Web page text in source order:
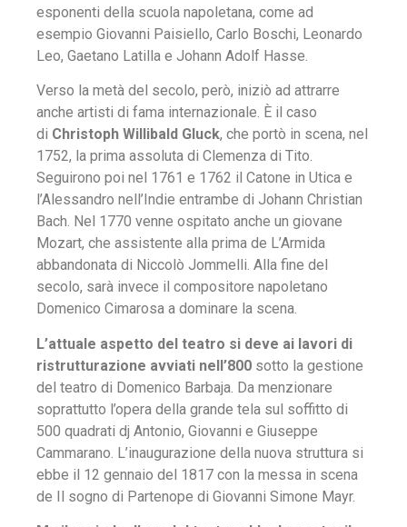
esponenti della scuola napoletana, come ad
esempio Giovanni Paisiello, Carlo Boschi, Leonardo
Leo, Gaetano Latilla e Johann Adolf Hasse.
Verso la metà del secolo, però, iniziò ad attrarre
anche artisti di fama internazionale. È il caso
di Christoph Willibald Gluck, che portò in scena, nel
1752, la prima assoluta di Clemenza di Tito.
Seguirono poi nel 1761 e 1762 il Catone in Utica e
l’Alessandro nell’Indie entrambe di Johann Christian
Bach. Nel 1770 venne ospitato anche un giovane
Mozart, che assistente alla prima de L’Armida
abbandonata di Niccolò Jommelli. Alla fine del
secolo, sarà invece il compositore napoletano
Domenico Cimarosa a dominare la scena.
L’attuale aspetto del teatro si deve ai lavori di
ristrutturazione avviati nell’800 sotto la gestione
del teatro di Domenico Barbaja. Da menzionare
soprattutto l’opera della grande tela sul soffitto di
500 quadrati dj Antonio, Giovanni e Giuseppe
Cammarano. L’inaugurazione della nuova struttura si
ebbe il 12 gennaio del 1817 con la messa in scena
de Il sogno di Partenope di Giovanni Simone Mayr.